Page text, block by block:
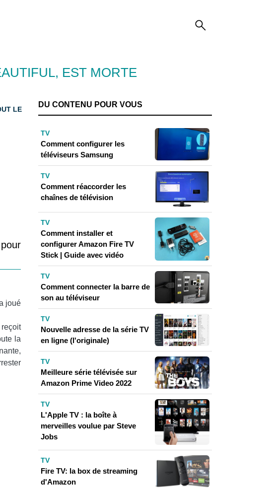
EST MORTE
LE
joué
la
DU CONTENU POUR VOUS
TV
Comment configurer les
téléviseurs Samsung
TV
Comment réaccorder les
chaînes de télévision
TV
Comment installer et
configurer Amazon Fire TV
Stick | Guide avec vidéo
TV
Comment connecter la barre de
son au téléviseur
TV
Nouvelle adresse de la série TV
en ligne (l'originale)
TV
Meilleure série télévisée sur
Amazon Prime Video 2022
TV
L'Apple TV : la boîte à
merveilles voulue par Steve
Jobs
TV
Fire TV: la box de streaming
d'Amazon